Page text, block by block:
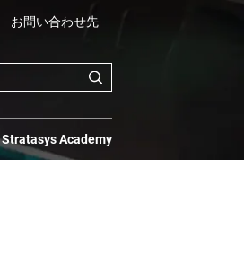
お問い合わせ先
Stratasys Academy